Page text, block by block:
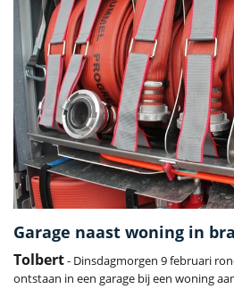
Garage naast woning in
Tolbert- Dinsdagmorgen 9 februari
ontstaan in een garage bij een woning